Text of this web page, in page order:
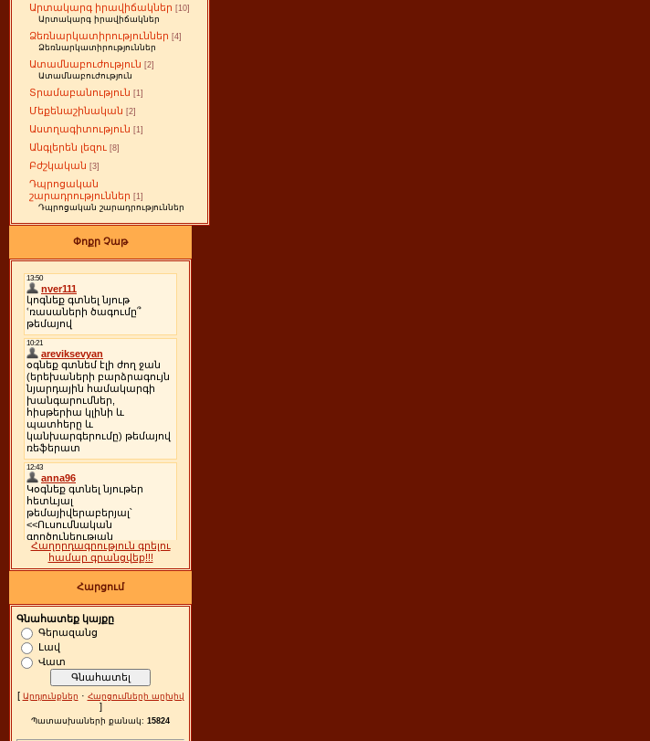
Արտակարգ իրավիճակներ [10]
Արտակարգ իրավիճակներ
Ձեռնարկատիրություններ [4]
Ձեռնարկատիրություններ
Ատամնաբուժություն [2]
Ատամնաբուժություն
Տրամաբանություն [1]
Մեքենաշինական [2]
Աստղագիտություն [1]
Անգլերեն լեզու [8]
Բժշկական [3]
Դպրոցական
շարադրություններ [1]
Դպրոցական շարադրություններ
Փոքր Չաթ
Հաղորդագրություն գրելու
համար գրանցվեք!!!
Հարցում
Գնահատեք կայքը
Գերազանց
Լավ
Վատ
[ Արդյունքներ · Հարցումների արխիվ
]
Պատասխաների քանակ: 15824